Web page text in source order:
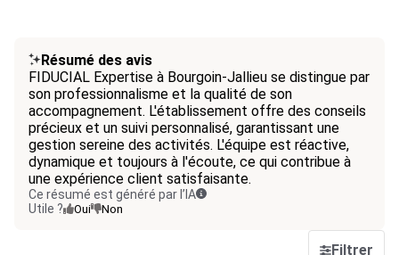
Résumé des avis
FIDUCIAL Expertise à Bourgoin-Jallieu se distingue par
son professionnalisme et la qualité de son
accompagnement. L'établissement offre des conseils
précieux et un suivi personnalisé, garantissant une
gestion sereine des activités. L'équipe est réactive,
dynamique et toujours à l'écoute, ce qui contribue à
une expérience client satisfaisante.
Ce résumé est généré par l’IA
Utile ?
Oui Non
Filtrer